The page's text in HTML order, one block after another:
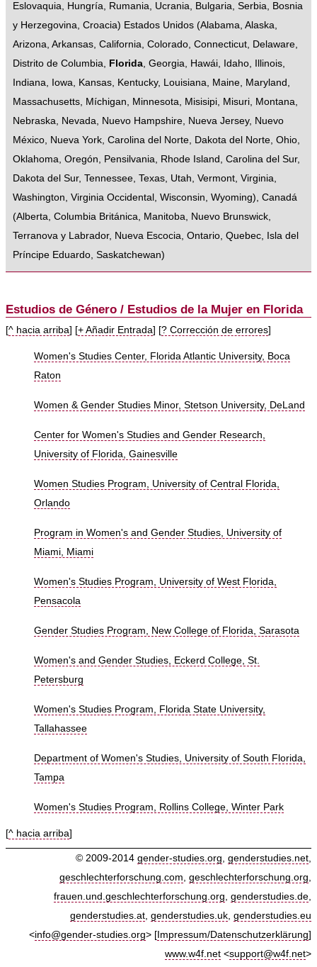
Eslovaquia, Hungría, Rumania, Ucrania, Bulgaria, Serbia, Bosnia
y Herzegovina, Croacia) Estados Unidos (Alabama, Alaska,
Arizona, Arkansas, California, Colorado, Connecticut, Delaware,
Distrito de Columbia, Florida, Georgia, Hawái, Idaho, Illinois,
Indiana, Iowa, Kansas, Kentucky, Louisiana, Maine, Maryland ,
Massachusetts, Míchigan, Minnesota, Misisipi, Misuri, Montana,
Nebraska, Nevada, Nuevo Hampshire, Nueva Jersey, Nuevo
México, Nueva York, Carolina del Norte, Dakota del Norte, Ohio,
Oklahoma, Oregón, Pensilvania, Rhode Island , Carolina del Sur,
Dakota del Sur, Tennessee, Texas, Utah, Vermont, Virginia,
Washington, Virginia Occidental , Wisconsin, Wyoming), Canadá
(Alberta, Columbia Británica, Manitoba, Nuevo Brunswick,
Terranova y Labrador, Nueva Escocia, Ontario, Quebec, Isla del
Príncipe Eduardo, Saskatchewan)
Estudios de Género / Estudios de la Mujer en Florida
[^ hacia arriba] [+ Añadir Entrada] [? Corrección de errores]
Women's Studies Center, Florida Atlantic University, Boca
Raton
Women & Gender Studies Minor, Stetson University, DeLand
Center for Women's Studies and Gender Research,
University of Florida, Gainesville
Women Studies Program, University of Central Florida,
Orlando
Program in Women's and Gender Studies, University of
Miami, Miami
Women's Studies Program, University of West Florida,
Pensacola
Gender Studies Program, New College of Florida, Sarasota
Women's and Gender Studies, Eckerd College, St.
Petersburg
Women's Studies Program, Florida State University,
Tallahassee
Department of Women's Studies, University of South Florida,
Tampa
Women's Studies Program, Rollins College, Winter Park
[^ hacia arriba]
© 2009-2014 gender-studies.org, genderstudies.net,
geschlechterforschung.com, geschlechterforschung.org,
frauen.und.geschlechterforschung.org, genderstudies.de,
genderstudies.at, genderstudies.uk, genderstudies.eu
<info@gender-studies.org> [ Impressum/Datenschutzerklärung]
www.w4f.net <support@w4f.net>